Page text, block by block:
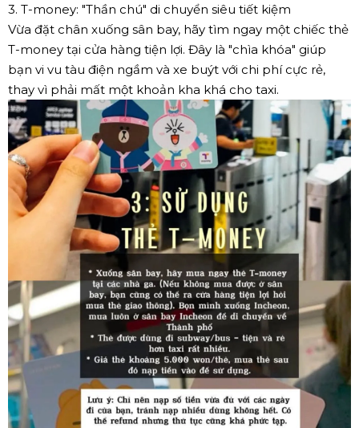
3. T-money: "Thần chú" di chuyển siêu tiết kiệm
Vừa đặt chân xuống sân bay, hãy tìm ngay một chiếc thẻ
T-money tại cửa hàng tiện lợi. Đây là "chìa khóa" giúp
bạn vi vu tàu điện ngầm và xe buýt với chi phí cực rẻ,
thay vì phải mất một khoản kha khá cho taxi.